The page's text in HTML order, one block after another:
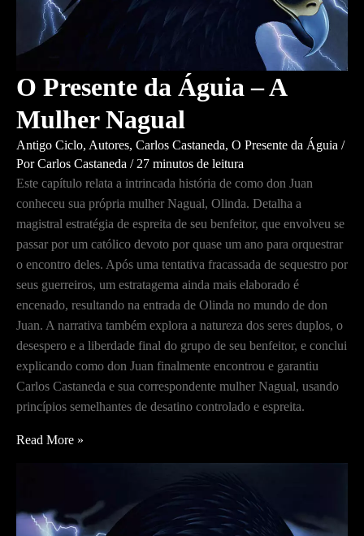
O Presente da Águia – A
Mulher Nagual
Antigo Ciclo, Autores, Carlos Castaneda, O Presente da Águia /
PorCarlos Castaneda /27 minutos de leitura
Este capítulo relata a intrincada história de como don Juan
conheceu sua própria mulher Nagual, Olinda. Detalha a
magistral estratégia de espreita de seu benfeitor, que envolveu se
passar por um católico devoto por quase um ano para orquestrar
o encontro deles. Após uma tentativa fracassada de sequestro por
seus guerreiros, um estratagema ainda mais elaborado é
encenado, resultando na entrada de Olinda no mundo de don
Juan. A narrativa também explora a natureza dos seres duplos, o
desespero e a liberdade final do grupo de seu benfeitor, e conclui
explicando como don Juan finalmente encontrou e garantiu
Carlos Castaneda e sua correspondente mulher Nagual, usando
princípios semelhantes de desatino controlado e espreita.
O
–
Read More »